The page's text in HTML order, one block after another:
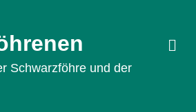
Schwarzföhre und der